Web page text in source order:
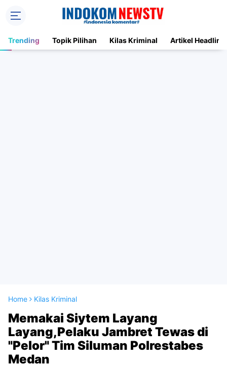
Trending Topik Pilihan Kilas Kriminal Artikel Headline
Home Kilas Kriminal
Memakai Siytem Layang
Layang,Pelaku Jambret Tewas di
"Pelor" Tim Siluman Polrestabes
Medan